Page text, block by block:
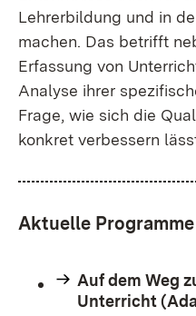
Lehrerbildung und in
machen. Das betrifft
Erfassung von
Analyse ihrer
Frage, wie sich die
konkret verbessern
Aktuelle
Auf dem Weg
Unterricht